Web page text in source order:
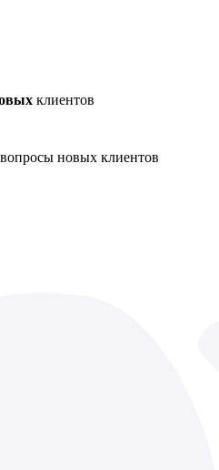
клиентов
новых клиентов